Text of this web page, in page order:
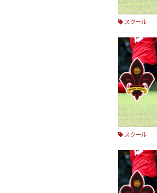
スクール
スクール